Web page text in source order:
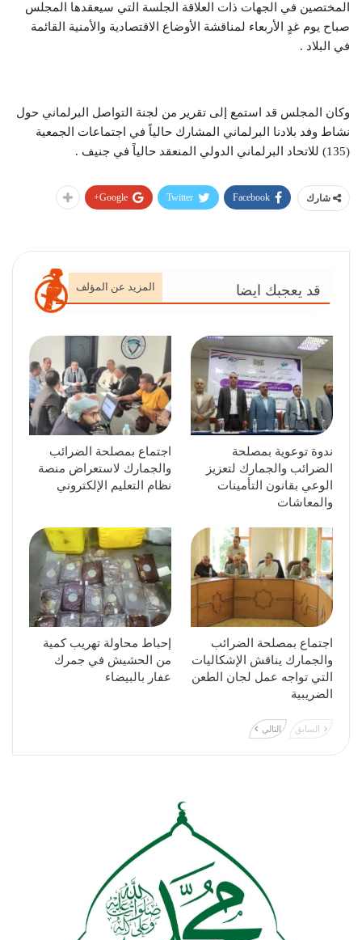
المختصين في الجهات ذات العلاقة الجلسة التي سيعقدها المجلس
صباح يوم غدٍ الأربعاء لمناقشة الأوضاع الاقتصادية والأمنية القائمة
في البلاد .
وكان المجلس قد استمع إلى تقرير من لجنة التواصل البرلماني حول
نشاط وفد بلادنا البرلماني المشارك حالياً في اجتماعات الجمعية
(135) للاتحاد البرلماني الدولي المنعقد حالياً في جنيف .
شارك Facebook
Twitter
Google+
قد يعجبك ايضا المزيد عن المؤلف
ندوة توعوية بمصلحة
الضرائب والجمارك لتعزيز
الوعي بقانون التأمينات
والمعاشات
اجتماع بمصلحة الضرائب
والجمارك لاستعراض منصة
نظام التعليم الإلكتروني
اجتماع بمصلحة الضرائب
والجمارك يناقش الإشكاليات
التي تواجه عمل لجان الطعن
الضريبية
إحباط محاولة تهريب كمية
من الحشيش في جمرك
عفار بالبيضاء
السابق التالي